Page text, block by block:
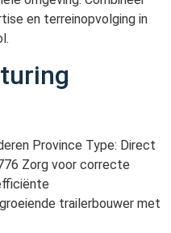
en terreinopvolging in
Province Type: Direct
Zorg voor correcte
trailerbouwer met